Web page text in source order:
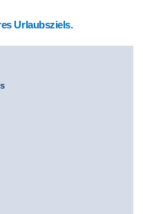
Urlaubsziels.